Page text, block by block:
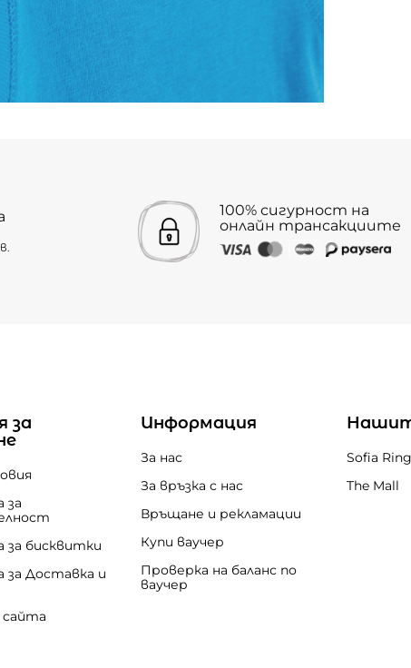
100% сигурност на
онлайн трансакциите
за
за
за бисквитки
за Доставка и
Информация
За нас
За връзка с нас
Връщане и рекламации
Купи ваучер
Проверка на баланс по
ваучер
Sofia
The Mall